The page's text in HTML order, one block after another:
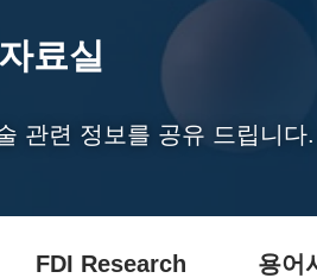
자료실
관련 정보를 공유 드립니다.
FDI Research 용어